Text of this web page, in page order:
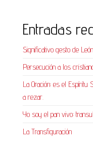
Entradas
Significativo gesto de
Persecución a los
La Oración: es el Espíritu
a rezar.
Yo soy el pan vivo:
La Transfiguración